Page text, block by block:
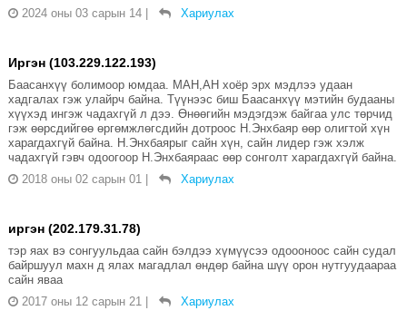
2024 оны 03 сарын 14
Хариулах
Иргэн (103.229.122.193)
Баасанхүү болимоор юмдаа. МАН,АН хоёр эрх мэдлээ удаан
хадгалах гэж улайрч байна. Түүнээс биш Баасанхүү мэтийн будааны
хүүхэд ингэж чадахгүй л дээ. Өнөөгийн мэдэгдэж байгаа улс төрчид
гэж өөрсдийгөө өргөмжлөгсдийн дотроос Н.Энхбаяр өөр олигтой хүн
харагдахгүй байна. Н.Энхбаярыг сайн хүн, сайн лидер гэж хэлж
чадахгүй гэвч одоогоор Н.Энхбаяраас өөр сонголт харагдахгүй байна.
2018 оны 02 сарын 01
Хариулах
иргэн (202.179.31.78)
тэр яах вэ сонгуульдаа сайн бэлдээ хүмүүсээ одоооноос сайн судал
байршуул махн д ялах магадлал өндөр байна шүү орон нутгуудаараа
сайн яваа
2017 оны 12 сарын 21
Хариулах